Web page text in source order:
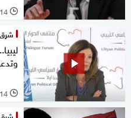
l 14 فبراير 2022
l 14 فبراير 2022